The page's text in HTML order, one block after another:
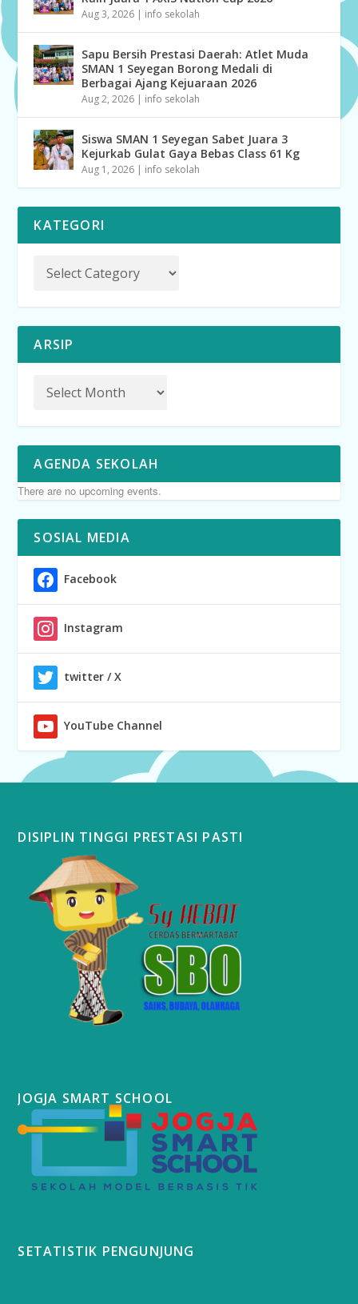
Aug 3, 2026 | info sekolah
Sapu Bersih Prestasi Daerah: Atlet Muda
SMAN 1 Seyegan Borong Medali di
Berbagai Ajang Kejuaraan 2026
Aug 2, 2026 | info sekolah
Siswa SMAN 1 Seyegan Sabet Juara 3
Kejurkab Gulat Gaya Bebas Class 61 Kg
Aug 1, 2026 | info sekolah
KATEGORI
ARSIP
AGENDA SEKOLAH
There are no upcoming events.
SOSIAL MEDIA
Facebook
Instagram
twitter / X
YouTube Channel
DISIPLIN TINGGI PRESTASI PASTI
JOGJA SMART SCHOOL
SETATISTIK PENGUNJUNG